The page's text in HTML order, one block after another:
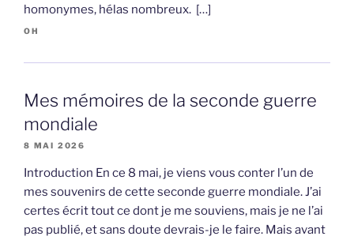
homonymes, hélas nombreux. […]
OH
Mes mémoires de la seconde guerre
mondiale
8 MAI 2026
Introduction En ce 8 mai, je viens vous conter l’un de
mes souvenirs de cette seconde guerre mondiale. J’ai
certes écrit tout ce dont je me souviens, mais je ne l’ai
pas publié, et sans doute devrais-je le faire. Mais avant